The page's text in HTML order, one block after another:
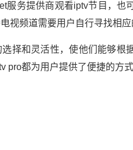
服务提供商观看iptv节目，也
视频道需要用户自行寻找相应
择和灵活性，使他们能够根
pro都为用户提供了便捷的方